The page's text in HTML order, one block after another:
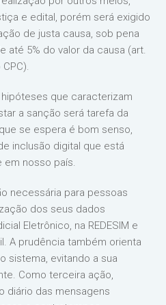
e edital, porém será exigido
de justa causa, sob pena
até 5% do valor da causa (art.
que caracterizam
a sanção será tarefa da
se espera é bom senso,
inclusão digital que está
em nosso país.
necessária para pessoas
dos seus dados
Eletrônico, na REDESIM e
A prudência também orienta
sistema, evitando a sua
Como terceira ação,
diário das mensagens